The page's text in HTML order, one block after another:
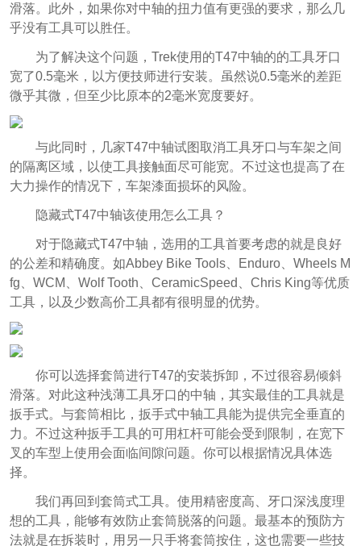
滑落。此外，如果你对中轴的扭力值有更强的要求，那么几
乎没有工具可以胜任。
为了解决这个问题，Trek使用的T47中轴的的工具牙口
宽了0.5毫米，以方便技师进行安装。虽然说0.5毫米的差距
微乎其微，但至少比原本的2毫米宽度要好。
与此同时，几家T47中轴试图取消工具牙口与车架之间
的隔离区域，以使工具接触面尽可能宽。不过这也提高了在
大力操作的情况下，车架漆面损坏的风险。
隐藏式T47中轴该使用怎么工具？
对于隐藏式T47中轴，选用的工具首要考虑的就是良好
的公差和精确度。如Abbey Bike Tools、Enduro、Wheels M
fg、WCM、Wolf Tooth、CeramicSpeed、Chris King等优质
工具，以及少数高价工具都有很明显的优势。
你可以选择套筒进行T47的安装拆卸，不过很容易倾斜
滑落。对此这种浅薄工具牙口的中轴，其实最佳的工具就是
扳手式。与套筒相比，扳手式中轴工具能为提供完全垂直的
力。不过这种扳手工具的可用杠杆可能会受到限制，在宽下
叉的车型上使用会面临间隙问题。你可以根据情况具体选
择。
我们再回到套筒式工具。使用精密度高、牙口深浅度理
想的工具，能够有效防止套筒脱落的问题。最基本的预防方
法就是在拆装时，用另一只手将套筒按住，这也需要一些技